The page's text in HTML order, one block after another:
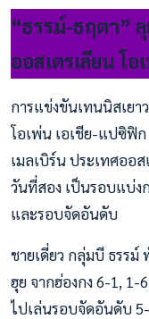
“ธรรม์-ธฤตา”
ออสเตรเลียน โ
การแข่งขันเทนนิสเยา
โอเพ่น เอเชีย-แปซิฟิ
เมลเบิร์น ประเทศออ
วันที่สอง เป็นรอบแบ่ง
และรอบจัดอันดับ
ชายเดี่ยว กลุ่มบี ธรรม์
ฮุย จากฮ่องกง 6-1,
ไปเล่นรอบจัดอันดับ